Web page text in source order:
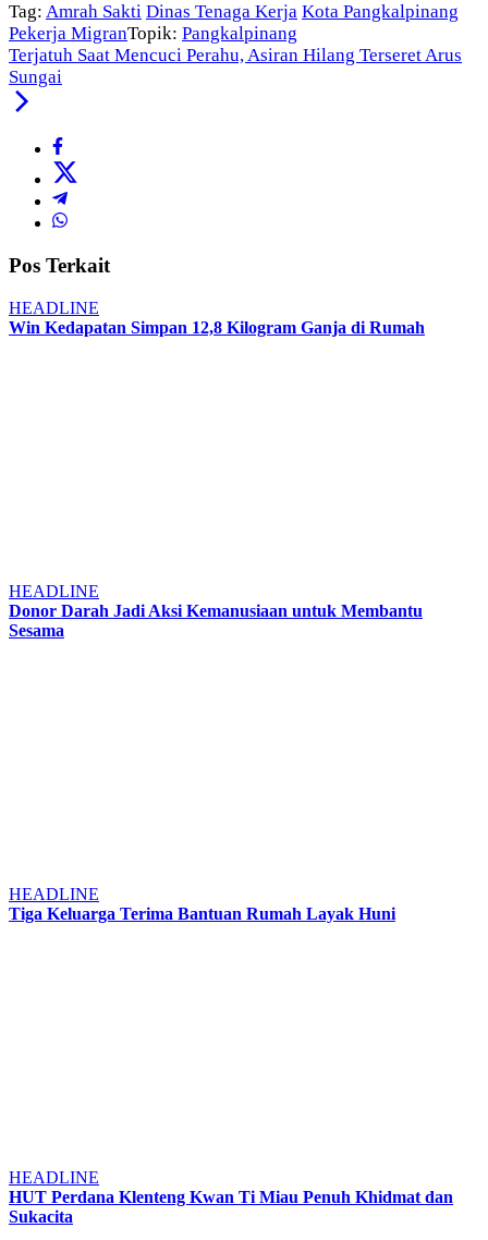
Tag: Amrah Sakti Dinas Tenaga Kerja Kota Pangkalpinang
Pekerja MigranTopik: Pangkalpinang
Terjatuh Saat Mencuci Perahu, Asiran Hilang Terseret Arus
Sungai
Pos Terkait
HEADLINE
Win Kedapatan Simpan 12,8 Kilogram Ganja di Rumah
HEADLINE
Donor Darah Jadi Aksi Kemanusiaan untuk Membantu
Sesama
HEADLINE
Tiga Keluarga Terima Bantuan Rumah Layak Huni
HEADLINE
HUT Perdana Klenteng Kwan Ti Miau Penuh Khidmat dan
Sukacita